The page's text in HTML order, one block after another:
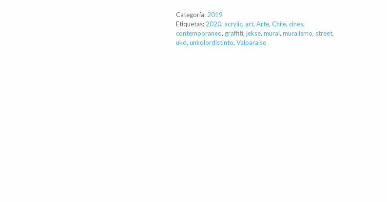
Categoría: 2019
Etiquetas: 2020,acrylic,art,Arte,Chile,cines,
contemporaneo, graffiti,jekse,mural,muralismo, street,
ukd,unkolordistinto,Valparaíso